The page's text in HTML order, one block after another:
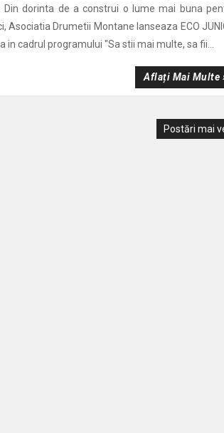
Din dorinta de a construi o lume mai buna
Asociatia Drumetii Montane lanseaza ECO
in cadrul programului "Sa stii mai multe, sa fii...
Aflați Mai Multe
Postări mai